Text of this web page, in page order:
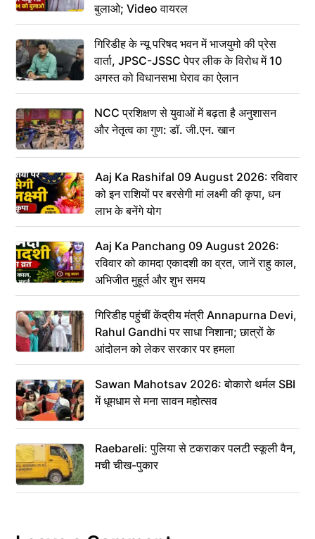
बुलाओ; Video वायरल
गिरिडीह के न्यू परिषद भवन में भाजयुमो की प्रेस
वार्ता, JPSC-JSSC पेपर लीक के विरोध में 10
अगस्त को विधानसभा घेराव का ऐलान
NCC प्रशिक्षण से युवाओं में बढ़ता है अनुशासन
और नेतृत्व का गुण: डॉ. जी.एन. खान
Aaj Ka Rashifal 09 August 2026: रविवार
को इन राशियों पर बरसेगी मां लक्ष्मी की कृपा, धन
लाभ के बनेंगे योग
Aaj Ka Panchang 09 August 2026:
रविवार को कामदा एकादशी का व्रत, जानें राहु काल,
अभिजीत मुहूर्त और शुभ समय
गिरिडीह पहुंचीं केंद्रीय मंत्री Annapurna Devi,
Rahul Gandhi पर साधा निशाना; छात्रों के
आंदोलन को लेकर सरकार पर हमला
Sawan Mahotsav 2026: बोकारो थर्मल SBI
में धूमधाम से मना सावन महोत्सव
Raebareli: पुलिया से टकराकर पलटी स्कूली वैन,
मची चीख-पुकार